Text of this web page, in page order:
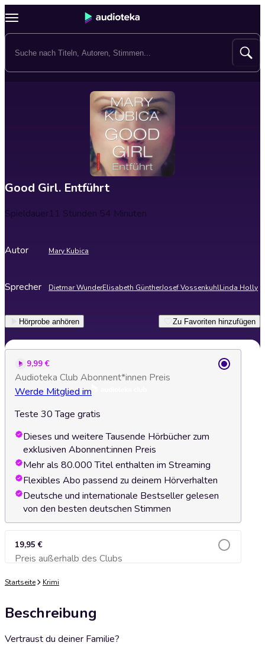
Good Girl. Entführt
Spieldauer11 Stunden 54 Minuten
Autor Mary Kubica
Sprecher Dietmar WunderElisabeth GüntherJosef VossenkuhlLinda Holly
Hörprobe anhören Zu Favoriten hinzufügen
9,99 €
Audioteka Club Abonnent*innen Preis
Werde Mitglied im
Teste 30 Tage gratis
Dieses und weitere Tausende Hörbücher zum
exklusiven Abonnent:innen Preis
Mehr als 80.000 Titel enthalten im Streaming
Flexibles Abo passend zu deinem Hörverhalten
Deutsche und internationale Bestseller gelesen
von den besten deutschen Stimmen
19,95 €
Preis außerhalb des ClubsZum Warenkorb hinzufügen
Startseite Krimi
Beschreibung
Vertraust du deiner Familie?